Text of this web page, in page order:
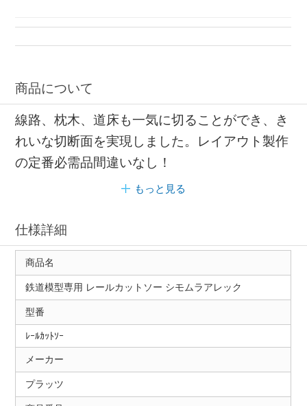
商品について
線路、枕木、道床も一気に切ることができ、き
れいな切断面を実現しました。レイアウト製作
の定番必需品間違いなし！
もっと見る
仕様詳細
商品名
鉄道模型専用 レールカットソー シモムラアレック
型番
ﾚｰﾙｶｯﾄｿｰ
メーカー
プラッツ